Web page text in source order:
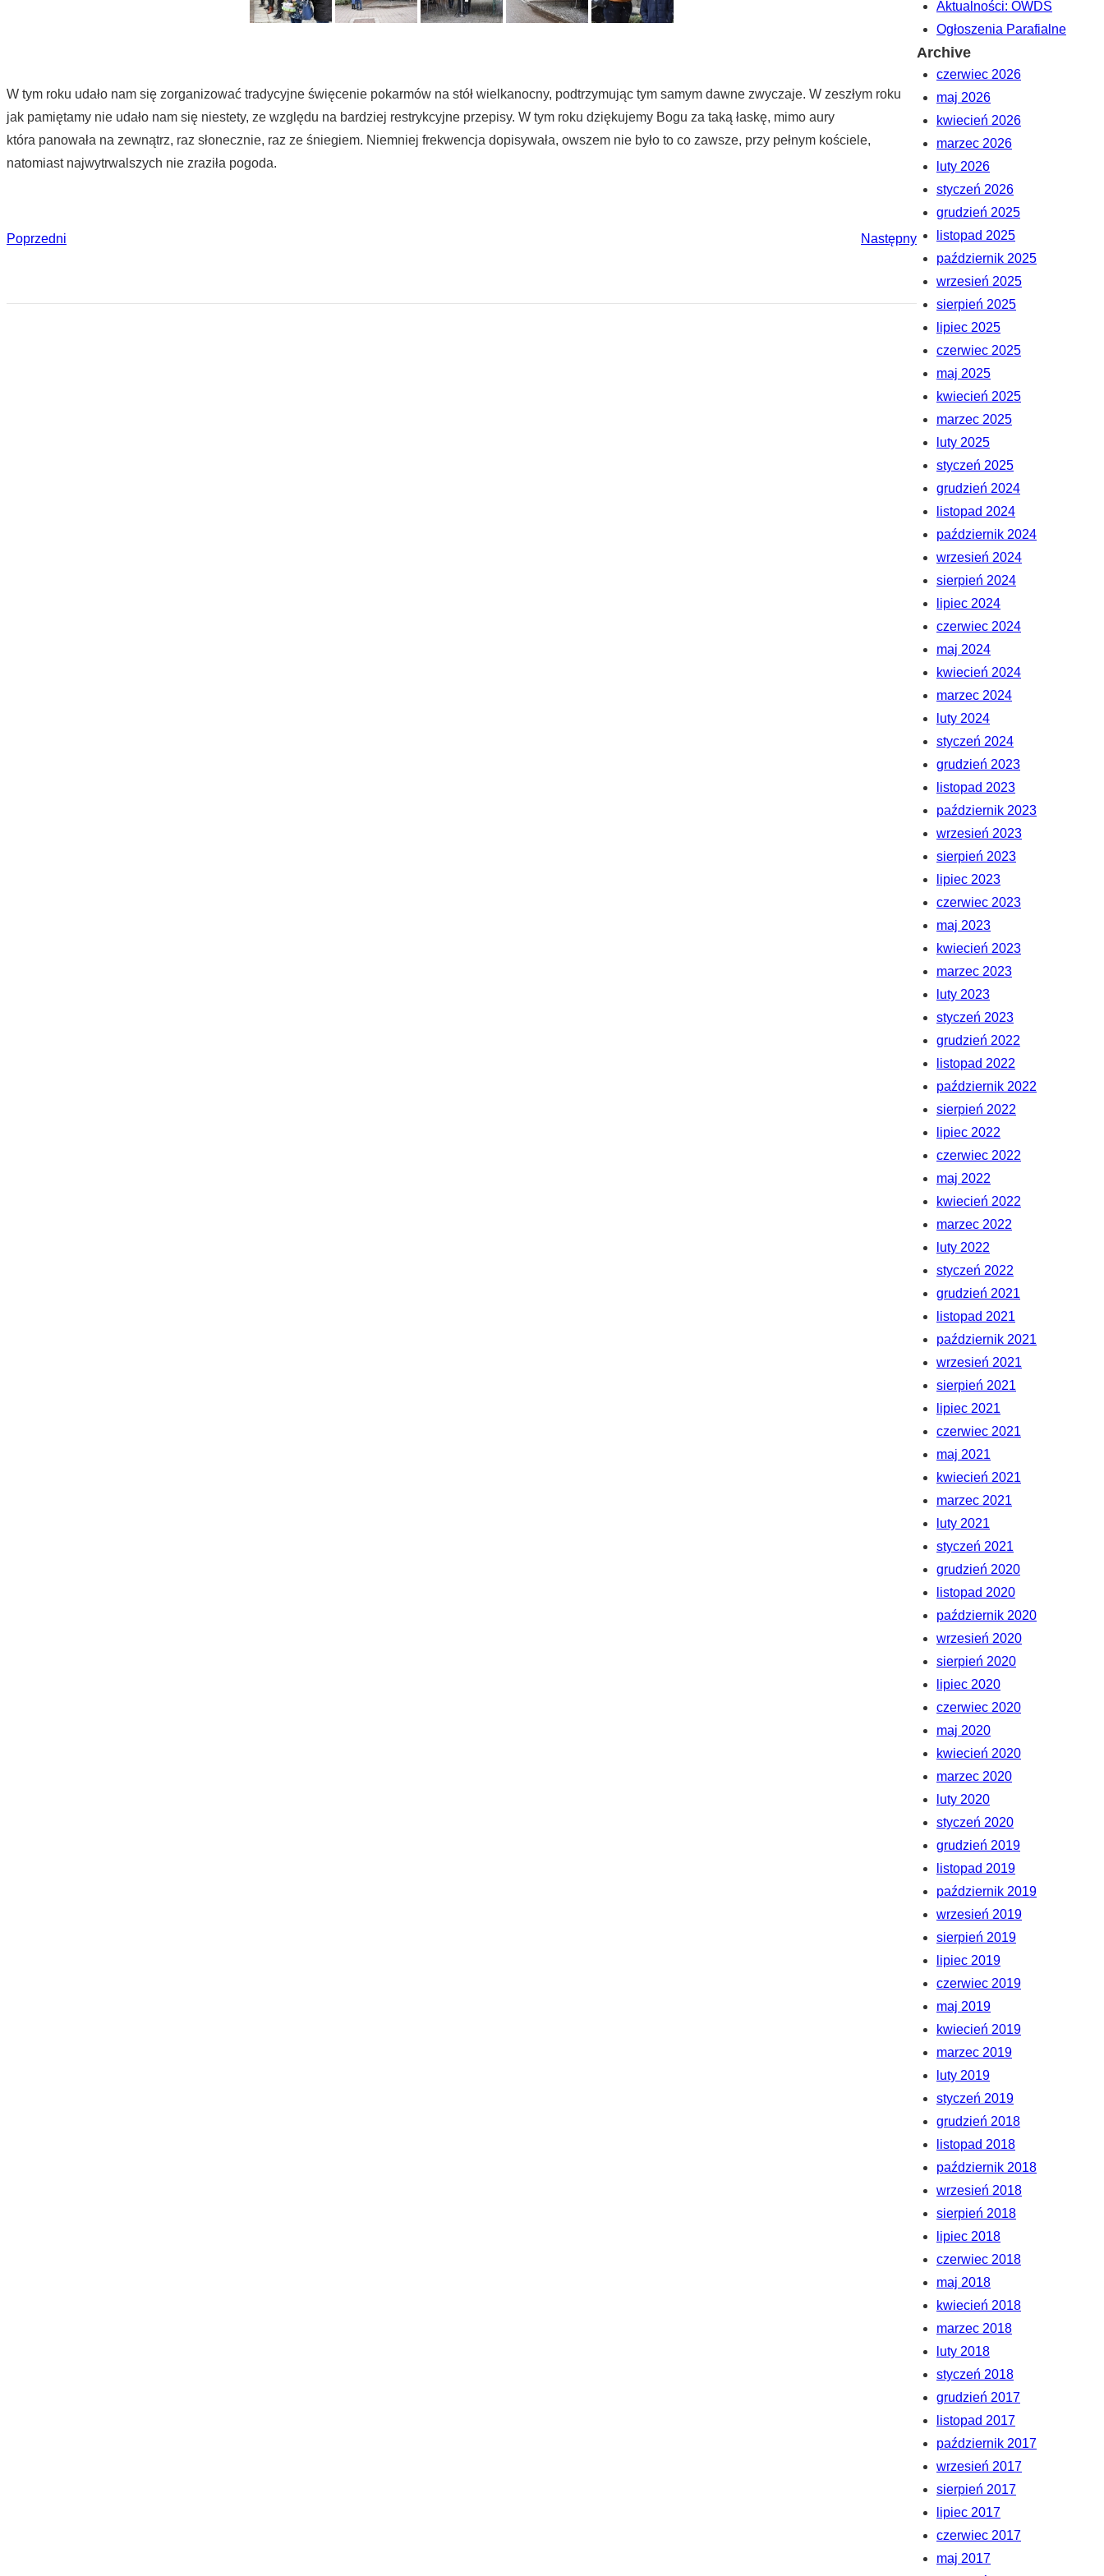
W tym roku udało nam się zorganizować tradycyjne święcenie pokarmów na stół wielkanocny, podtrzymując tym samym dawne zwyczaje. W zeszłym roku
jak pamiętamy nie udało nam się niestety, ze względu na bardziej restrykcyjne przepisy. W tym roku dziękujemy Bogu za taką łaskę, mimo aury
która panowała na zewnątrz, raz słonecznie, raz ze śniegiem. Niemniej frekwencja dopisywała, owszem nie było to co zawsze, przy pełnym kościele,
natomiast najwytrwalszych nie zraziła pogoda.
Poprzedni Następny
Aktualności: OWDS
Ogłoszenia Parafialne
Archive
czerwiec 2026
maj 2026
kwiecień 2026
marzec 2026
luty 2026
styczeń 2026
grudzień 2025
listopad 2025
październik 2025
wrzesień 2025
sierpień 2025
lipiec 2025
czerwiec 2025
maj 2025
kwiecień 2025
marzec 2025
luty 2025
styczeń 2025
grudzień 2024
listopad 2024
październik 2024
wrzesień 2024
sierpień 2024
lipiec 2024
czerwiec 2024
maj 2024
kwiecień 2024
marzec 2024
luty 2024
styczeń 2024
grudzień 2023
listopad 2023
październik 2023
wrzesień 2023
sierpień 2023
lipiec 2023
czerwiec 2023
maj 2023
kwiecień 2023
marzec 2023
luty 2023
styczeń 2023
grudzień 2022
listopad 2022
październik 2022
sierpień 2022
lipiec 2022
czerwiec 2022
maj 2022
kwiecień 2022
marzec 2022
luty 2022
styczeń 2022
grudzień 2021
listopad 2021
październik 2021
wrzesień 2021
sierpień 2021
lipiec 2021
czerwiec 2021
maj 2021
kwiecień 2021
marzec 2021
luty 2021
styczeń 2021
grudzień 2020
listopad 2020
październik 2020
wrzesień 2020
sierpień 2020
lipiec 2020
czerwiec 2020
maj 2020
kwiecień 2020
marzec 2020
luty 2020
styczeń 2020
grudzień 2019
listopad 2019
październik 2019
wrzesień 2019
sierpień 2019
lipiec 2019
czerwiec 2019
maj 2019
kwiecień 2019
marzec 2019
luty 2019
styczeń 2019
grudzień 2018
listopad 2018
październik 2018
wrzesień 2018
sierpień 2018
lipiec 2018
czerwiec 2018
maj 2018
kwiecień 2018
marzec 2018
luty 2018
styczeń 2018
grudzień 2017
listopad 2017
październik 2017
wrzesień 2017
sierpień 2017
lipiec 2017
czerwiec 2017
maj 2017